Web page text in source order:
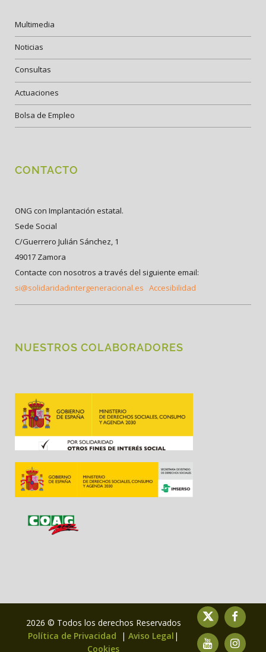
Multimedia
Noticias
Consultas
Actuaciones
Bolsa de Empleo
CONTACTO
ONG con Implantación estatal.
Sede Social
C/Guerrero Julián Sánchez, 1
49017 Zamora
Contacte con nosotros a través del siguiente email:
si@solidaridadintergeneracional.es Accesibilidad
NUESTROS COLABORADORES
2026 © Todos los derechos Reservados
Política de Privacidad
| Aviso Legal |
Cookies